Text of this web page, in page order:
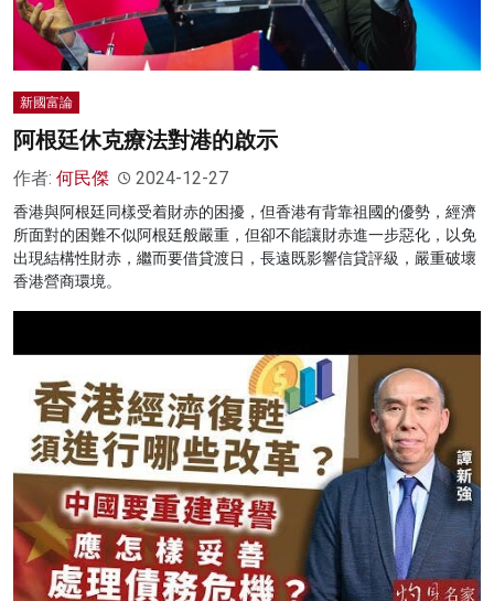
新國富論
阿根廷休克療法對港的啟示
作者: 何民傑 2024-12-27
香港與阿根廷同樣受着財赤的困擾，但香港有背靠祖國的優勢，經濟
所面對的困難不似阿根廷般嚴重，但卻不能讓財赤進一步惡化，以免
出現結構性財赤，繼而要借貸渡日，長遠既影響信貸評級，嚴重破壞
香港營商環境。